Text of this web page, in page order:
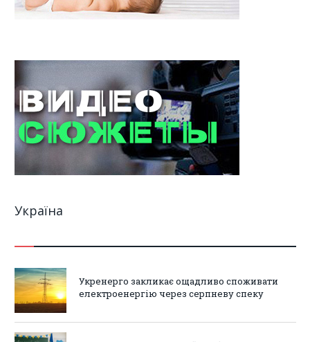
Україна
Укренерго закликає ощадливо споживати
електроенергію через серпневу спеку